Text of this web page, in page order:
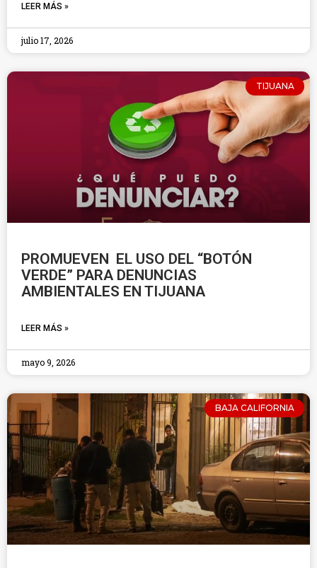
LEER MÁS »
julio 17, 2026
TIJUANA
PROMUEVEN EL USO DEL “BOTÓN
VERDE” PARA DENUNCIAS
AMBIENTALES EN TIJUANA
LEER MÁS »
mayo 9, 2026
BAJA CALIFORNIA